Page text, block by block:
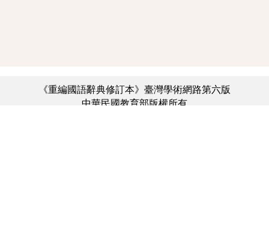
《重編國語辭典修訂本》臺灣學術網路第六版
中華民國教育部版權所有